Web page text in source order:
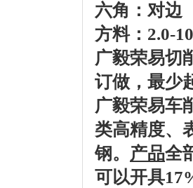
六角：对边
方料：2.0-
广毅荣易切
订做，最少
广毅荣易车
类高精度、
钢。 产品全
可以开具